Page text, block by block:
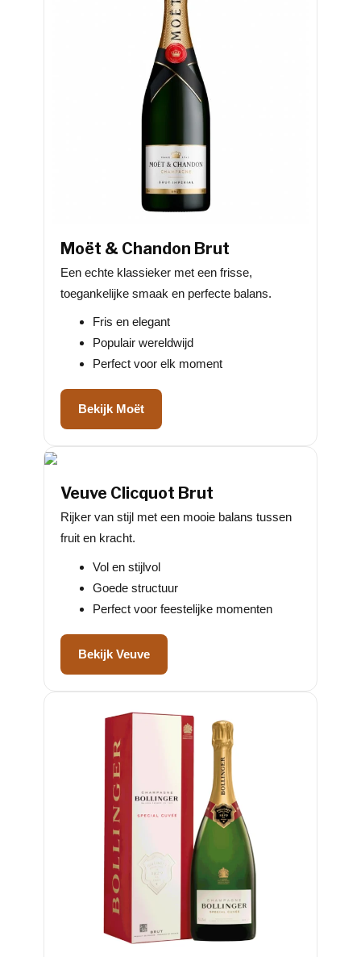
Moët & Chandon Brut
Een echte klassieker met een frisse,
toegankelijke smaak en perfecte balans.
Fris en elegant
Populair wereldwijd
Perfect voor elk moment
Bekijk Moët
Veuve Clicquot Brut
Rijker van stijl met een mooie balans tussen
fruit en kracht.
Vol en stijlvol
Goede structuur
Perfect voor feestelijke momenten
Bekijk Veuve